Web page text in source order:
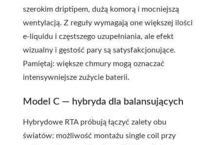
szerokim driptipem, dużą komorą i mocniejszą
wentylacją. Z reguły wymagają one większej ilości
e-liquidu i częstszego uzupełniania, ale efekt
wizualny i gęstość pary są satysfakcjonujące.
Pamiętaj: większe chmury mogą oznaczać
intensywniejsze zużycie baterii.
Model C — hybryda dla balansujących
Hybrydowe RTA próbują łączyć zalety obu
światów: możliwość montażu single coil przy